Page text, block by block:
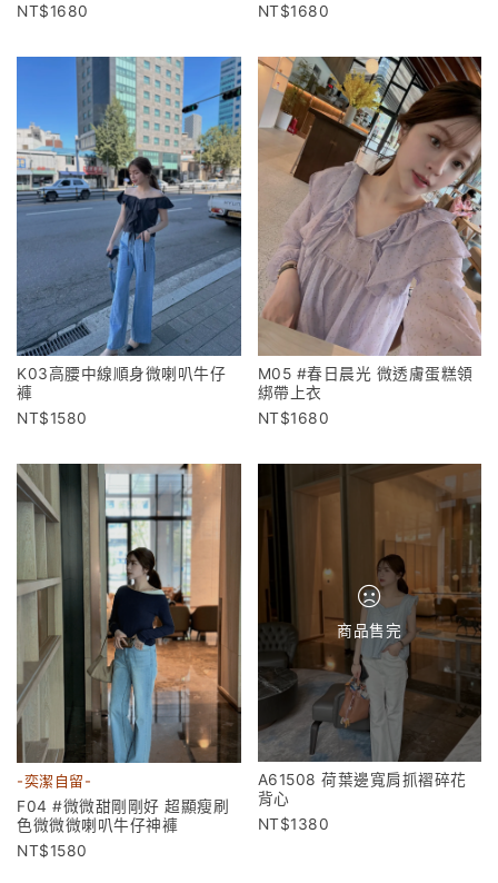
1680
1680
K03高腰中線順身微喇叭牛仔
褲
1580
M05 #春日晨光 微透膚蛋糕領
綁帶上衣
1680
-奕潔自留-
F04 #微微甜剛剛好 超顯瘦刷
色微微微喇叭牛仔神褲
1580
商品售完
A61508 荷葉邊寬肩抓褶碎花
背心
1380